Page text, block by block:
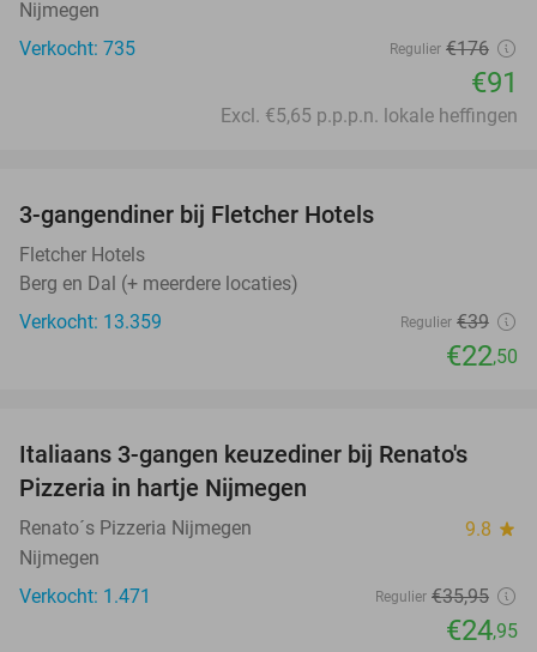
Nijmegen
Verkocht: 735
Regulier €176
€91
Excl. €5,65 p.p.p.n. lokale heffingen
3-gangendiner bij Fletcher Hotels
Fletcher Hotels
Berg en Dal (+ meerdere locaties)
Verkocht: 13.359
Regulier €39
€22,50
31%
Italiaans 3-gangen keuzediner bij Renato's
Pizzeria in hartje Nijmegen
Renato´s Pizzeria Nijmegen 9.8 star
Nijmegen
Verkocht: 1.471
Regulier €35,95
€24,95